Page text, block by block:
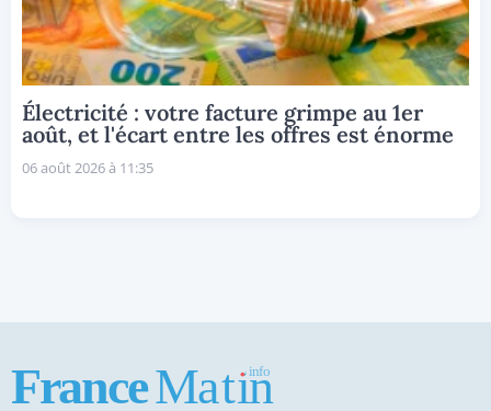
Électricité : votre facture grimpe au 1er
août, et l'écart entre les offres est énorme
06 août 2026 à 11:35